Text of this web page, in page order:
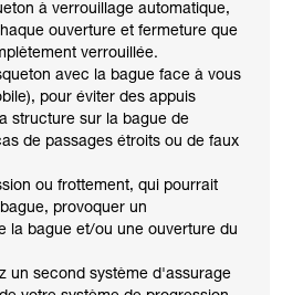
à verrouillage automatique,
ouverture et fermeture que
verrouillée.
avec la bague face à vous
pour éviter des appuis
structure sur la bague de
de passages étroits ou de faux
ou frottement, qui pourrait
provoquer un
la bague et/ou une ouverture du
un second système d'assurage